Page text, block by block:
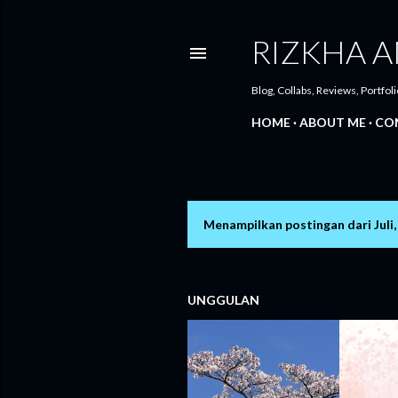
RIZKHA
Blog, Collabs, Reviews,
HOME ABOUT ME
s
i
Menampilkan postingan dari Juli,
UNGGULAN